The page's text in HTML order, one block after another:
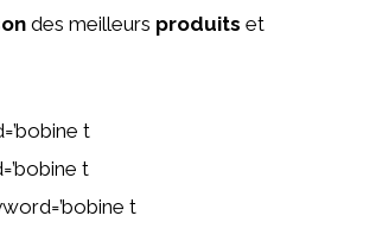
des meilleurs produits et
t
t
t